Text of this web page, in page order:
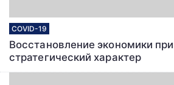
COVID-19
Восстановление экономики
стратегический характер